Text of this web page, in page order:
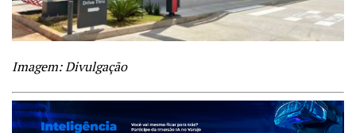
Imagem: Divulgação